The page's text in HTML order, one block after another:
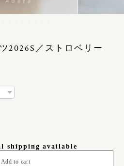
2026S／ストロベリー
shipping available
Add to cart